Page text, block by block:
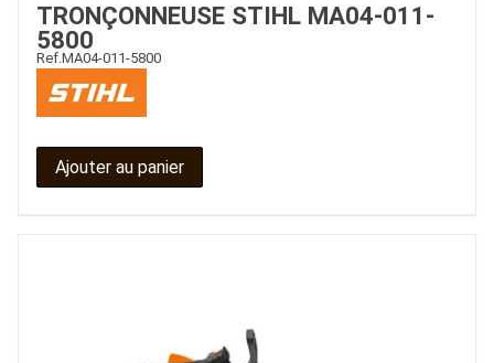
TRONÇONNEUSE STIHL MA04-011-
5800
Ref.MA04-011-5800
Ajouter au panier